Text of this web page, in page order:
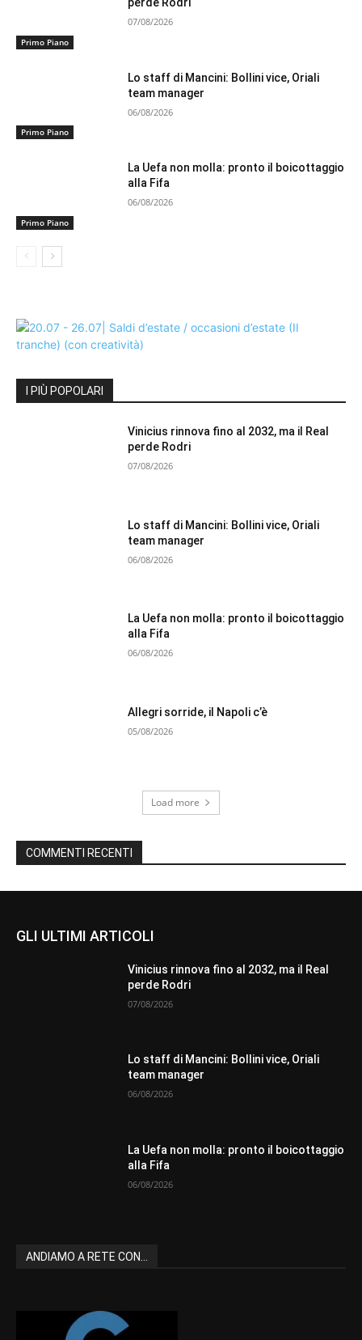
Primo Piano
07/08/2026
Primo Piano
Lo staff di Mancini: Bollini vice, Oriali
team manager
06/08/2026
Primo Piano
La Uefa non molla: pronto il boicottaggio
alla Fifa
06/08/2026
I PIÙ POPOLARI
Vinicius rinnova fino al 2032, ma il Real
perde Rodri
07/08/2026
Lo staff di Mancini: Bollini vice, Oriali
team manager
06/08/2026
La Uefa non molla: pronto il boicottaggio
alla Fifa
06/08/2026
Allegri sorride, il Napoli c’è
05/08/2026
Load more
COMMENTI RECENTI
GLI ULTIMI ARTICOLI
Vinicius rinnova fino al 2032, ma il Real
perde Rodri
07/08/2026
Lo staff di Mancini: Bollini vice, Oriali
team manager
06/08/2026
La Uefa non molla: pronto il boicottaggio
alla Fifa
06/08/2026
ANDIAMO A RETE CON...